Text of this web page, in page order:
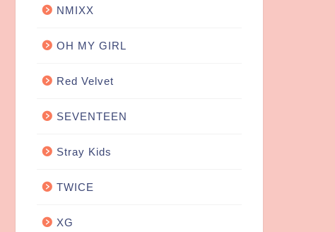
NMIXX
OH MY GIRL
Red Velvet
SEVENTEEN
Stray Kids
TWICE
XG